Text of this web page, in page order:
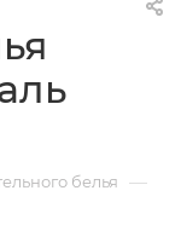
белья —